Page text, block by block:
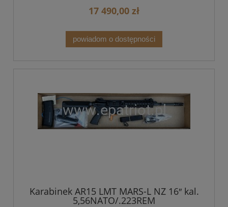
17 490,00 zł
powiadom o dostępności
Karabinek AR15 LMT MARS-L NZ 16″ kal.
5,56NATO/.223REM